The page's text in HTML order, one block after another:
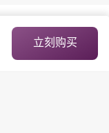
立刻购买